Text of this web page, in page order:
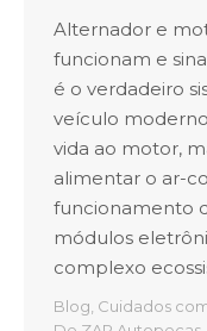
Alternador e
funcionam e
é o verdadeiro
veículo
vida ao motor,
alimentar o ar-
funcionamento
módulos
complexo
Blog Cuidados